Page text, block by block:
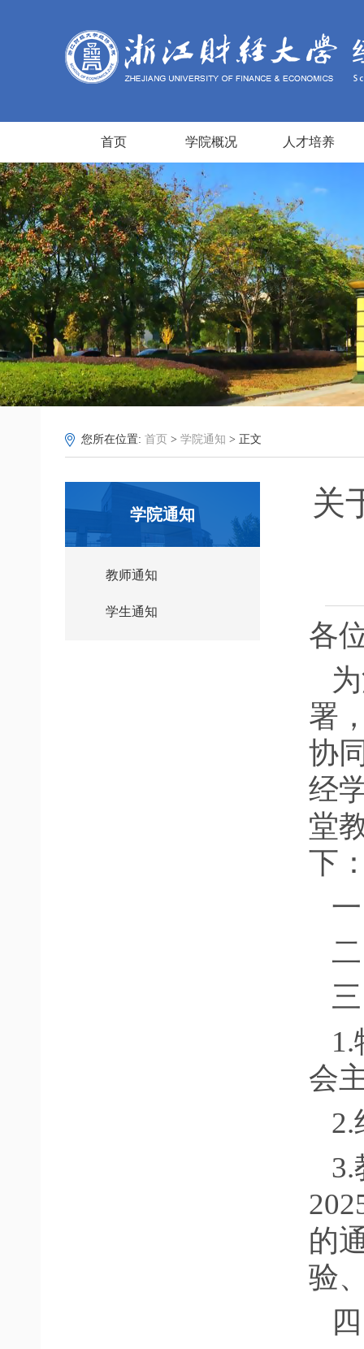
首页 学院概况 人才培养
您所在位置: 首页 > 学院通知 > 正文
学院通知
教师通知
学生通知
关
各
署
协
经
堂
下
会
2.
3.
的
验